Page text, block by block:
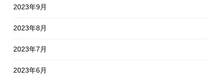
2023年9月
2023年8月
2023年7月
2023年6月